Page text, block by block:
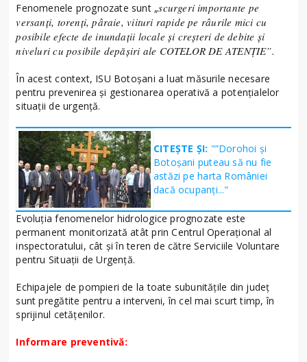
Fenomenele prognozate sunt „scurgeri importante pe
versanţi, torenţi, pâraie, viituri rapide pe râurile mici cu
posibile efecte de inundaţii locale şi creşteri de debite şi
niveluri cu posibile depăşiri ale COTELOR DE ATENȚIE”.
În acest context, ISU Botoșani a luat măsurile necesare
pentru prevenirea și gestionarea operativă a potențialelor
situații de urgență.
CITEȘTE ȘI: "”Dorohoi și
Botoșani puteau să nu fie
astăzi pe harta României
dacă ocupanți..."
Evoluţia fenomenelor hidrologice prognozate este
permanent monitorizată atât prin Centrul Operaţional al
inspectoratului, cât și în teren de către Serviciile Voluntare
pentru Situații de Urgență.
Echipajele de pompieri de la toate subunitățile din județ
sunt pregătite pentru a interveni, în cel mai scurt timp, în
sprijinul cetățenilor.
Informare preventivă: